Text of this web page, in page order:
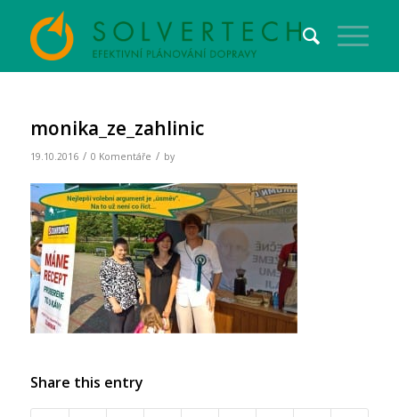
monika_ze_zahlinic
19.10.2016 / 0 Komentáře / by
Share this entry